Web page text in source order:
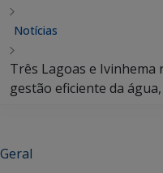
Notícias
Três Lagoas e Ivinhema
gestão eficiente da
Geral